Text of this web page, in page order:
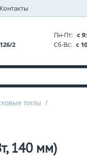
Контакты
2
Пн-Пт: с
Сб-Вс: с
пилы /
140 мм)